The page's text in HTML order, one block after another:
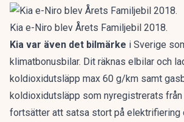
Kia e-Niro blev Årets Familjebil 2018.
Kia var även det bilmärke i Sverige
klimatbonusbilar. Dit räknas elbilar och
koldioxidutsläpp max 60 g/km samt
koldioxidutsläpp som nyregistrerats från
fortsätter att satsa stort på elektrifiering